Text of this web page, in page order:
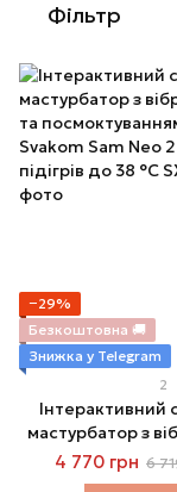
Фільтр
−29%
Безкоштовна 🚚
Знижка у Telegram
2
Інтерактивний
мастурбатор з
та
Svakom Sam
4 770 грн 6